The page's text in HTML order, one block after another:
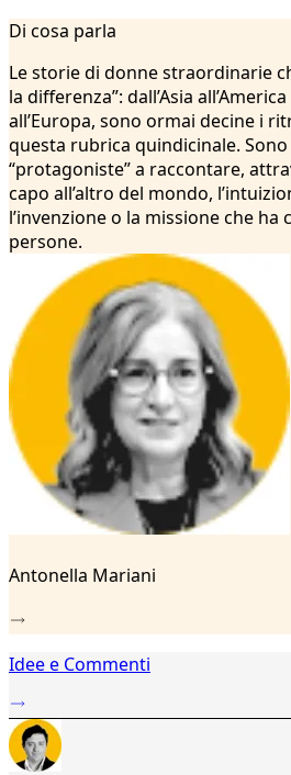
2
3
4
5
6
7
9
Di cosa parla
Le storie di donne straordinarie
la differenza”: dall’Asia
all’Europa, sono ormai decine i
questa rubrica quindicinale. Sono
“protagoniste” a raccontare,
capo all’altro del mondo,
l’invenzione o la missione che
persone.
Antonella Mariani
Idee e Commenti